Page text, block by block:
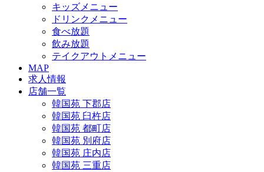
キッズメニュー
ドリンクメニュー
食べ放題
飲み放題
テイクアウトメニュー
MAP
求人情報
店舗一覧
韓国苑 下郡店
韓国苑 臼杵店
韓国苑 都町店
韓国苑 別府店
韓国苑 庄内店
韓国苑 三重店